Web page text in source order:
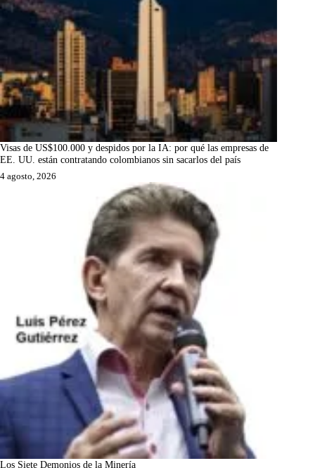
Visas de US$100.000 y despidos por la IA: por qué las empresas de
EE. UU. están contratando colombianos sin sacarlos del país
4 agosto, 2026
Los Siete Demonios de la Minería